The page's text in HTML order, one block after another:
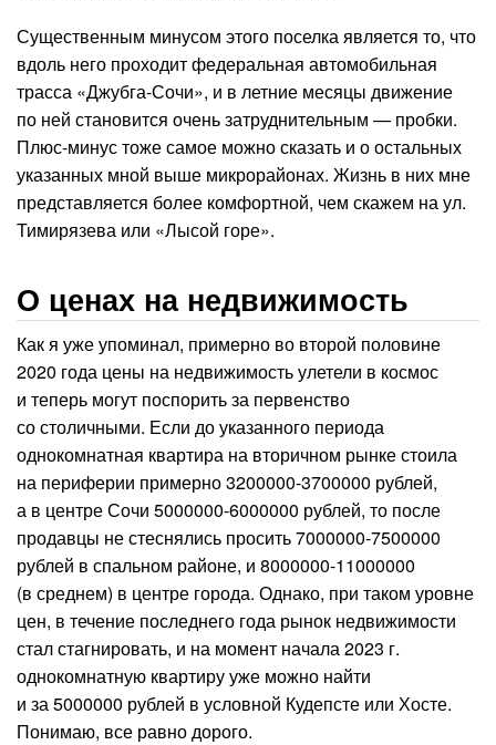
Существенным минусом этого поселка является то, что
вдоль него проходит федеральная автомобильная
трасса «Джубга-Сочи», и в летние месяцы движение
по ней становится очень затруднительным — пробки.
Плюс-минус тоже самое можно сказать и о остальных
указанных мной выше микрорайонах. Жизнь в них мне
представляется более комфортной, чем скажем на ул.
Тимирязева или «Лысой горе».
О ценах на недвижимость
Как я уже упоминал, примерно во второй половине
2020 года цены на недвижимость улетели в космос
и теперь могут поспорить за первенство
со столичными. Если до указанного периода
однокомнатная квартира на вторичном рынке стоила
на периферии примерно 3200000-3700000 рублей,
а в центре Сочи 5000000-6000000 рублей, то после
продавцы не стеснялись просить 7000000-7500000
рублей в спальном районе, и 8000000-11000000
(в среднем) в центре города. Однако, при таком уровне
цен, в течение последнего года рынок недвижимости
стал стагнировать, и на момент начала 2023 г.
однокомнатную квартиру уже можно найти
и за 5000000 рублей в условной Кудепсте или Хосте.
Понимаю, все равно дорого.